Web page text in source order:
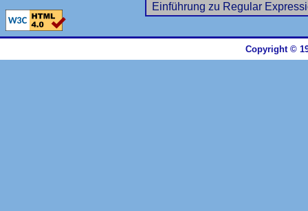
Einführung zu Regular
Copyright ©